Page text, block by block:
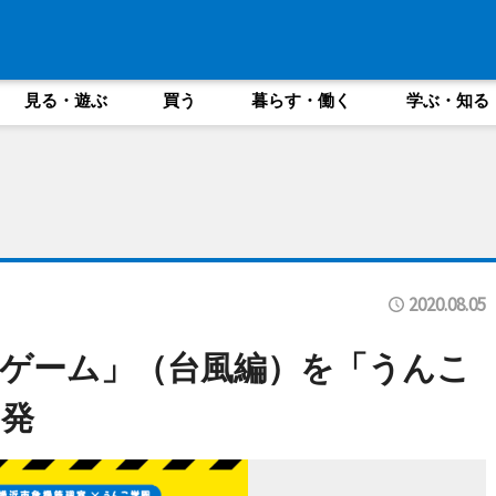
見る・遊ぶ 買う 暮らす・働く 学ぶ・知る
2020.08.05
ーム」（台風編）を「うんこ